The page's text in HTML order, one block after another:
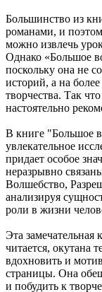
Большинство из
романами, и
можно извлечь
Однако «Большое
поскольку она не
историй, а на
творчества. Так
настоятельно
В книге "Большое
увлекательное
придает особое
неразрывно
Волшебство,
анализируя
роли в жизни
Эта замечательная
читается, окутана
вдохновить и
страницы. Она
и побудить к